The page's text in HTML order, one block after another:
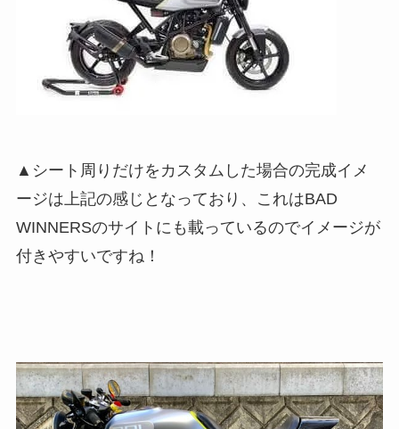
▲シート周りだけをカスタムした場合の完成イメ
ージは上記の感じとなっており、これはBAD
WINNERSのサイトにも載っているのでイメージが
付きやすいですね！